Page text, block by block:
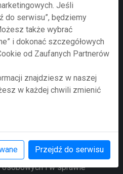
zapytanie
Państwo zgodę na
osobowych w nim
Regionalnego S.A. z
Parlamentu Europejskiego
27 kwietnia 2016 r. w
w związku z
i w sprawie
Jeśli
do serwisu”, będziemy
także wybrać
i dokonać szczegółowych
od Zaufanych Partnerów
znajdziesz w naszej
w każdej chwili zmienić
Przejdź do serwisu